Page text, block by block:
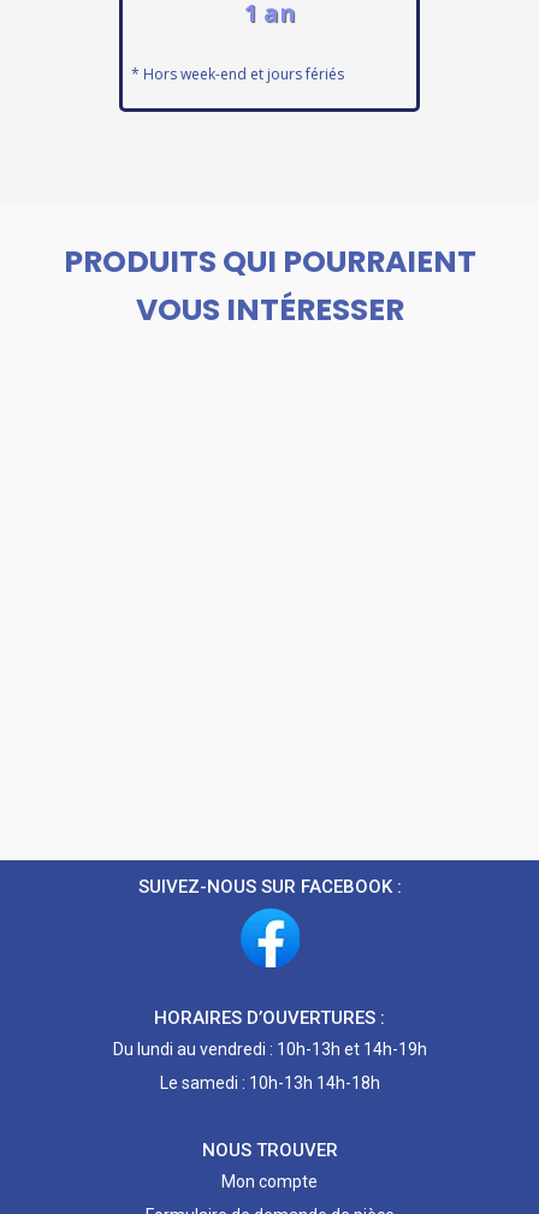
1 an
* Hors week-end et jours fériés
PRODUITS QUI POURRAIENT
VOUS INTÉRESSER
SUIVEZ-NOUS SUR FACEBOOK :
HORAIRES D’OUVERTURES :
Du lundi au vendredi : 10h-13h et 14h-19h
Le samedi : 10h-13h 14h-18h
NOUS TROUVER
Mon compte